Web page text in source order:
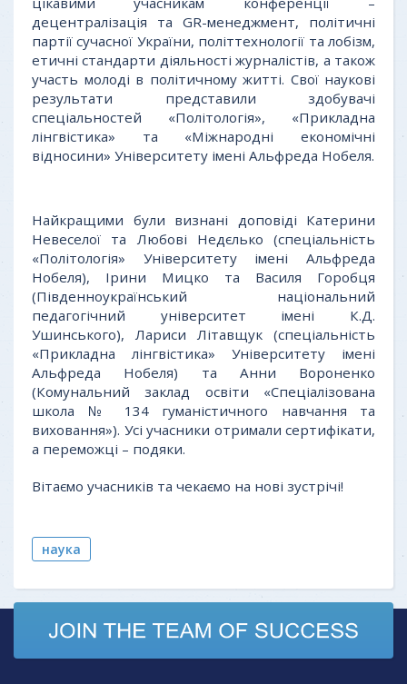
децентралізація та GR-менеджмент, політичні
партії сучасної України, політтехнології та лобізм,
етичні стандарти діяльності журналістів, а також
участь молоді в політичному житті. Свої наукові
результати представили здобувачі
спеціальностей «Політологія», «Прикладна
лінгвістика» та «Міжнародні економічні
відносини» Університету імені Альфреда Нобеля.
Найкращими були визнані доповіді Катерини
Невеселої та Любові Недєлько (спеціальність
«Політологія» Університету імені Альфреда
Нобеля), Ірини Мицко та Василя Горобця
(Південноукраїнський національний
педагогічний університет імені К.Д.
Ушинського), Лариси Літавщук (спеціальність
«Прикладна лінгвістика» Університету імені
Альфреда Нобеля) та Анни Вороненко
(Комунальний заклад освіти «Спеціалізована
школа № 134 гуманістичного навчання та
виховання»). Усі учасники отримали сертифікати,
а переможці – подяки.
Вітаємо учасників та чекаємо на нові зустрічі!
наука